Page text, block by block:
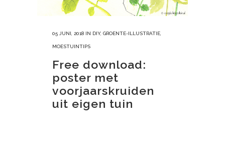
05 JUNI, 2018 IN DIY, GROENTE-ILLUSTRATIE
MOESTUINTIPS
Free download:
poster met
voorjaarskruiden
uit eigen tuin